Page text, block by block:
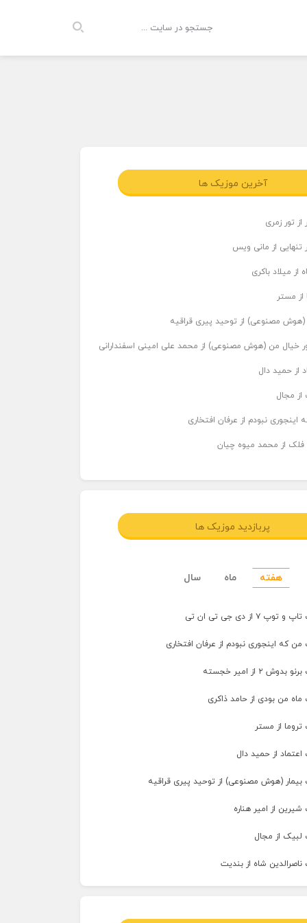
آخرین موزیک ها
تور زمری
تنهایی از مانی ویس
از میلاد باکری
از مستر
(هوش مصنوعی) از توحید پیری قراقیه
خیال من (هوش مصنوعی) از محمد علی امینی اسفندارانی
از حمید دال
از مجال
اینجوری نبودم از عرفان افتخاری
فلک از محمد میوه چیان
پربازدید موزیک ها
هفته ماه سال
۷ از دی جی تی ان تی
من که اینجوری نبودم از عرفان افتخاری
۲ از امیر خجسته
ماه من بودی از حامد ذاکری
تروما از مستر
اعتماد از حمید دال
بیمار (هوش مصنوعی) از توحید پیری قراقیه
شیرین از امیر هناره
لبیک از مجال
ناصرالدین شاه از بندیت